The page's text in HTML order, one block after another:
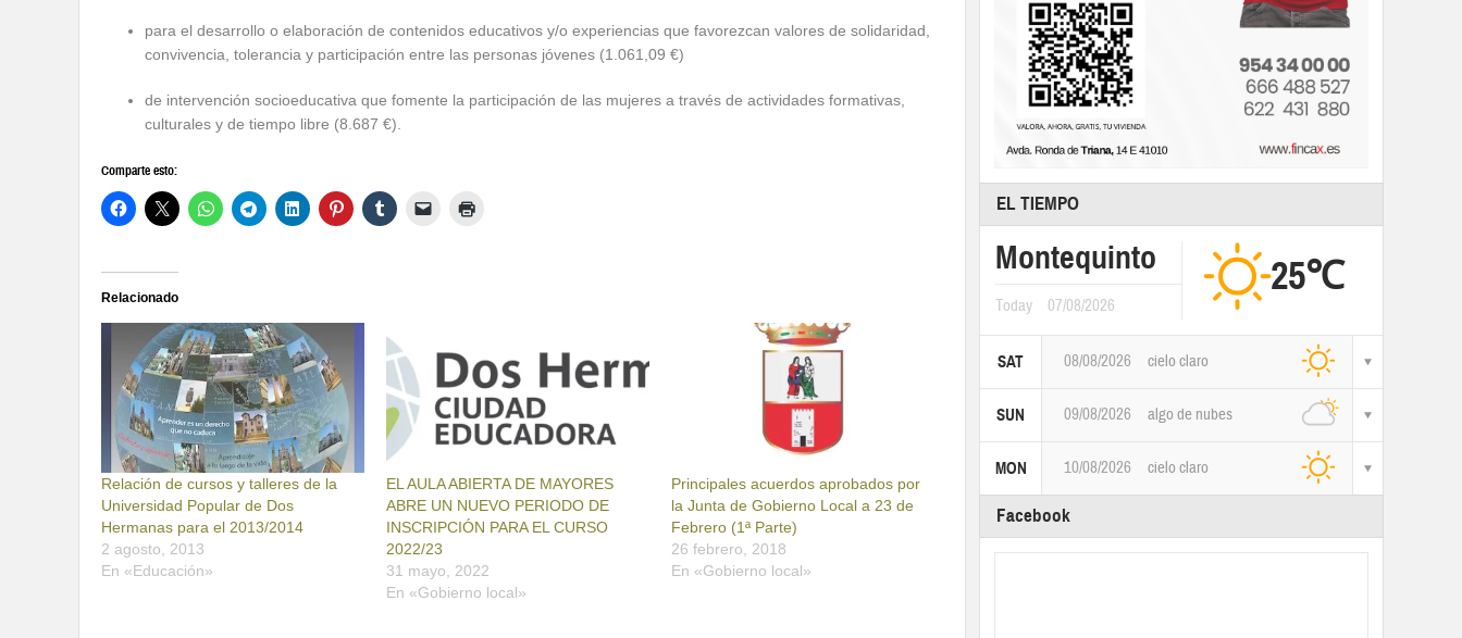
para el desarrollo o elaboración de contenidos educativos y/o experiencias que favorezcan valores de solidaridad,
convivencia, tolerancia y participación entre las personas jóvenes (1.061,09 €)
de intervención socioeducativa que fomente la participación de las mujeres a través de actividades formativas,
culturales y de tiempo libre (8.687 €).
Comparte esto:
Relacionado
Relación de cursos y talleres de la
Universidad Popular de Dos
Hermanas para el 2013/2014
2 agosto, 2013
En «Educación»
EL AULA ABIERTA DE MAYORES
ABRE UN NUEVO PERIODO DE
INSCRIPCIÓN PARA EL CURSO
2022/23
31 mayo, 2022
En «Gobierno local»
Principales acuerdos aprobados por
la Junta de Gobierno Local a 23 de
Febrero (1ª Parte)
26 febrero, 2018
En «Gobierno local»
EL TIEMPO
Montequinto
Today 07/08/2026
25℃
SAT 08/08/2026 cielo claro
SUN 09/08/2026 algo de nubes
MON 10/08/2026 cielo claro
Facebook